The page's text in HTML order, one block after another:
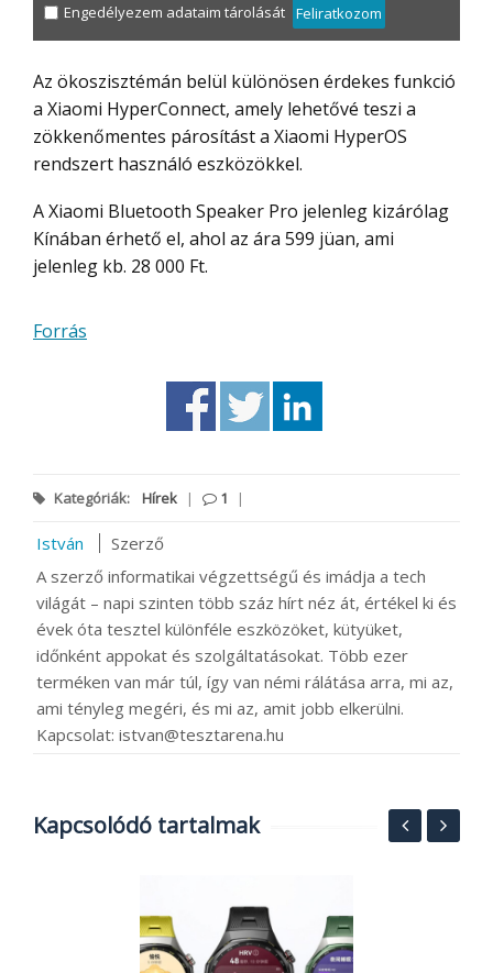
Engedélyezem adataim tárolását Feliratkozom
Az ökoszisztémán belül különösen érdekes funkció
a Xiaomi HyperConnect, amely lehetővé teszi a
zökkenőmentes párosítást a Xiaomi HyperOS
rendszert használó eszközökkel.
A Xiaomi Bluetooth Speaker Pro jelenleg kizárólag
Kínában érhető el, ahol az ára 599 jüan, ami
jelenleg kb. 28 000 Ft.
Forrás
Kategóriák: Hírek | 1 |
István
Szerző
A szerző informatikai végzettségű és imádja a tech
világát – napi szinten több száz hírt néz át, értékel ki és
évek óta tesztel különféle eszközöket, kütyüket,
időnként appokat és szolgáltatásokat. Több ezer
terméken van már túl, így van némi rálátása arra, mi az,
ami tényleg megéri, és mi az, amit jobb elkerülni.
Kapcsolat: istvan@tesztarena.hu
Kapcsolódó tartalmak